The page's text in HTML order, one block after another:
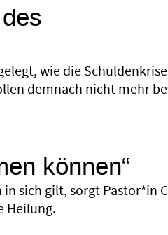
wie die
demnach nicht mehr
können“
sich gilt, sorgt Pastor*in
Heilung.